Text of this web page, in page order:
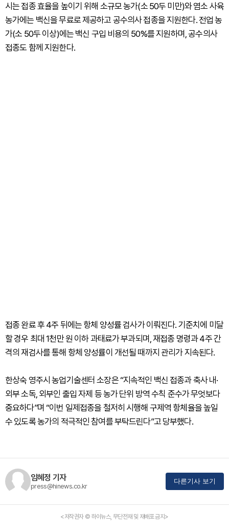
시는 접종 효율을 높이기 위해 소규모 농가(소 50두 미만)와 염소 사육
농가에는 백신을 무료로 제공하고 공수의사 접종을 지원한다. 전업 농
가(소 50두 이상)에는 백신 구입 비용의 50%를 지원하며, 공수의사
접종도 함께 지원한다.
접종 완료 후 4주 뒤에는 항체 양성률 검사가 이뤄진다. 기준치에 미달
할 경우 최대 1천만 원 이하 과태료가 부과되며, 재접종 명령과 4주 간
격의 재검사를 통해 항체 양성률이 개선될 때까지 관리가 지속된다.
한상숙 영주시 농업기술센터 소장은 “지속적인 백신 접종과 축사 내·
외부 소독, 외부인 출입 자제 등 농가 단위 방역 수칙 준수가 무엇보다
중요하다”며 “이번 일제접종을 철저히 시행해 구제역 항체율을 높일
수 있도록 농가의 적극적인 참여를 부탁드린다”고 당부했다.
임혜정 기자
press@hinews.co.kr
다른기사 보기
<저작권자 © 하이뉴스, 무단전재 및 재배포 금지>